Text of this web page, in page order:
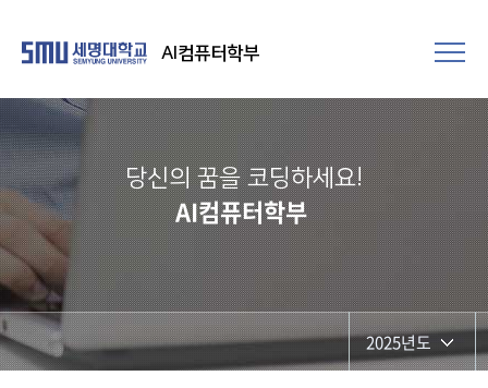
AI컴퓨터학부
당신의 꿈을 코딩하세요!
AI컴퓨터학부
2025년도